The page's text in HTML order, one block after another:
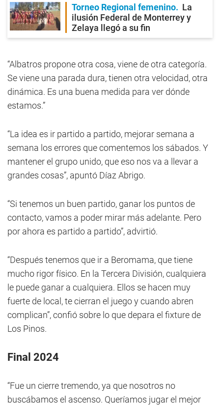
Torneo Regional femenino
La
ilusión Federal de Monterrey y
Zelaya llegó a su fin
“Albatros propone otra cosa, viene de otra categoría.
Se viene una parada dura, tienen otra velocidad, otra
dinámica. Es una buena medida para ver dónde
estamos.”
“La idea es ir partido a partido, mejorar semana a
semana los errores que comentemos los sábados. Y
mantener el grupo unido, que eso nos va a llevar a
grandes cosas”, apuntó Díaz Abrigo.
“Si tenemos un buen partido, ganar los puntos de
contacto, vamos a poder mirar más adelante. Pero
por ahora es partido a partido”, advirtió.
“Después tenemos que ir a Beromama, que tiene
mucho rigor físico. En la Tercera División, cualquiera
le puede ganar a cualquiera. Ellos se hacen muy
fuerte de local, te cierran el juego y cuando abren
complican”, confió sobre lo que depara el fixture de
Los Pinos.
Final 2024
“Fue un cierre tremendo, ya que nosotros no
buscábamos el ascenso. Queríamos jugar el mejor